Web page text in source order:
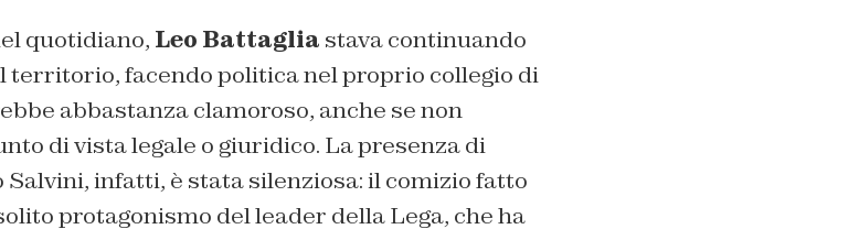
quotidiano, Leo Battaglia stava continuando
territorio, facendo politica nel proprio collegio di
abbastanza clamoroso, anche se non
di vista legale o giuridico. La presenza di
infatti, è stata silenziosa: il comizio fatto
protagonismo del leader della Lega, che ha